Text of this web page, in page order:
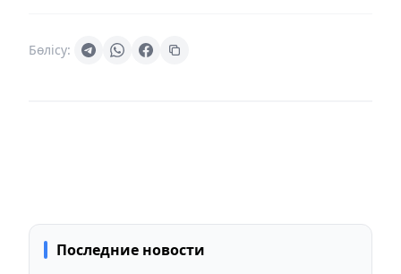
Бөлісу:
Последние новости